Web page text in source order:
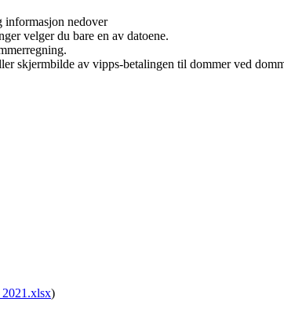
nedover
velger du bare en av datoene.
skjermbilde av vipps-betalingen til dommer ved
)